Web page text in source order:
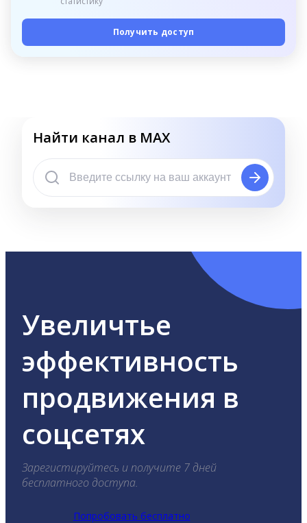
Получить доступ
Найти канал в MAX
Увеличтье
эффективность
продвижения в
соцсетях
Зарегистируйтесь и получите 7 дней
бесплатного доступа.
Попробовать бесплатно